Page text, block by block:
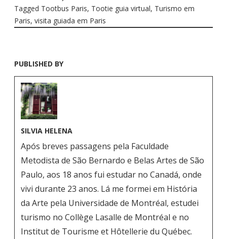
Tagged Tootbus Paris, Tootie guia virtual, Turismo em
Paris, visita guiada em Paris
PUBLISHED BY
SILVIA HELENA
Após breves passagens pela Faculdade
Metodista de São Bernardo e Belas Artes de São
Paulo, aos 18 anos fui estudar no Canadá, onde
vivi durante 23 anos. Lá me formei em História
da Arte pela Universidade de Montréal, estudei
turismo no Collège Lasalle de Montréal e no
Institut de Tourisme et Hôtellerie du Québec.